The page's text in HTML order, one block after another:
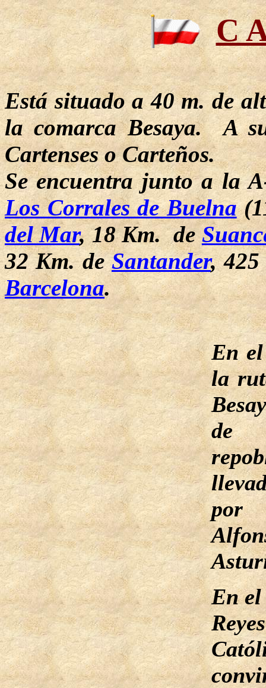
C
Está situado a 40 m. de
la comarca Besaya. A
Cartenses o Carteños.
Se encuentra junto a la
Los Corrales de Buelna
del Mar, 18 Km. de
32 Km. deSantander,
Barcelona.
En
la
de
por
En
Reyes